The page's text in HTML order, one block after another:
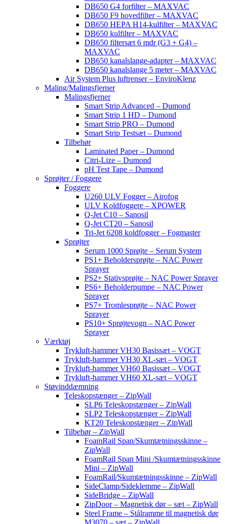
DB650 G4 forfilter – MAXVAC
DB650 F9 hovedfilter – MAXVAC
DB650 HEPA H14-kulfilter – MAXVAC
DB650 kulfilter – MAXVAC
DB650 filtersæt 6 mdr (G3 + G4) –
MAXVAC
DB650 kanalslange-adapter – MAXVAC
DB650 kanalslange 5 meter – MAXVAC
Air System Plus luftrenser – EnviroKlenz
Maling/Malingsfjerner
Malingsfjerner
Smart Strip Advanced – Dumond
Smart Strip 1 HD – Dumond
Smart Strip PRO – Dumond
Smart Strip Testsæt – Dumond
Tilbehør
Laminated Paper – Dumond
Citri-Lize – Dumond
pH Test Tape – Dumond
Sprøjter / Foggere
Foggere
U260 ULV Fogger – Airofog
ULV Koldfoggere – XPOWER
Q-Jet C10 – Sanosil
Q-Jet CT20 – Sanosil
Tri-Jet 6208 koldfogger – Fogmaster
Sprøjter
Serum 1000 Sprøjte – Serum System
PS1+ Beholdersprøjte – NAC Power
Sprayer
PS2+ Stativsprøjte – NAC Power Sprayer
PS6+ Beholderpumpe – NAC Power
Sprayer
PS7+ Tromlesprøjte – NAC Power
Sprayer
PS10+ Sprøjtevogn – NAC Power
Sprayer
Værktøj
Trykluft-hammer VH30 Basissæt – VOGT
Trykluft-hammer VH30 XL-sæt – VOGT
Trykluft-hammer VH60 Basissæt – VOGT
Trykluft-hammer VH60 XL-sæt – VOGT
Støvinddæmning
Teleskopstænger – ZipWall
SLP6 Teleskopstænger – ZipWall
SLP2 Teleskopstænger – ZipWall
KT20 Teleskopstænger – ZipWall
Tilbehør – ZipWall
FoamRail Span/Skumtætningsskinne –
ZipWall
FoamRail Span Mini /Skumtætningsskinne
Mini – ZipWall
FoamRail/Skumtætningsskinne – ZipWall
SideClamp/Sideklemme – ZipWall
SideBridge – ZipWall
ZipDoor – Magnetisk dør – sæt – ZipWall
Steel Frame – Stålramme til magnetisk dør
M3070 – sæt – ZipWall